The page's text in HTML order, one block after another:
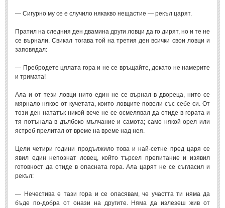
Стихове за Мама (16)
Истории (10)
Разкази (7)
Басни (2)
Автори на Басни
ПРИКАЗКИ
— Сигурно му се е случило някакво нещастие — рекъл царят.
Пратил на следния ден двамина други ловци да го дирят, но и те не
се върнали. Свикал тогава той на третия ден всички свои ловци и
заповядал:
— Пребродете цялата гора и не се връщайте, докато не намерите
и тримата!
Ала и от тези ловци нито един не се върнал в двореца, нито се
мярнало някое от кучетата, които ловците повели със себе си. От
този ден нататък никой вече не се осмелявал да отиде в гората и
тя потънала в дълбоко мълчание и самота; само някой орел или
ястреб прелитал от време на време над нея.
Цели четири години продължило това и най-сетне пред царя се
явил един непознат ловец, който търсел препитание и изявил
готовност да отиде в опасната гора. Ала царят не се съгласил и
рекъл:
— Нечестива е тази гора и се опасявам, че участта ти няма да
бъде по-добра от онази на другите. Няма да излезеш жив от